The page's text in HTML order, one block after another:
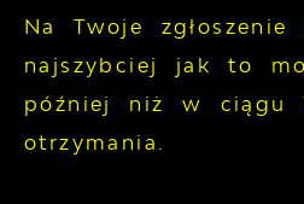
Na Twoje zgłoszenie
najszybciej jak to
później niż w ciągu
otrzymania.